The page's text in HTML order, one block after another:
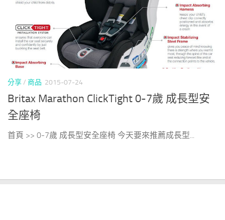
分享/ 商品 2015-07-24
Britax Marathon ClickTight 0-7歲 成長型安
全座椅
首頁 >> 0-7歲 成長型安全座椅 今天要來推薦成長型...